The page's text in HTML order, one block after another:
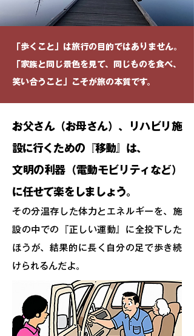
「歩くこと」は旅行の目的ではありません。
「家族と同じ景色を見て、同じものを食べ、
笑い合うこと」こそが旅の本質です。
お父さん（お母さん）、リハビリ施
設に行くための『移動』は、
文明の利器（電動モビリティなど）
に任せて楽をしましょう。
その分温存した体力とエネルギーを、施
設の中での『正しい運動』に全投下した
ほうが、結果的に長く自分の足で歩き続
けられるんだよ。